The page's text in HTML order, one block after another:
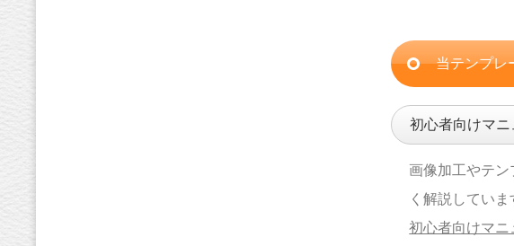
当テンプレ
初心者向けマニ
画像加工やテ
く解説していま
初心者向けマニ